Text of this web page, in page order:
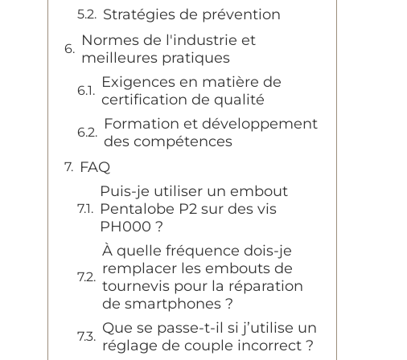
Stratégies de prévention
Normes de l'industrie et
meilleures pratiques
Exigences en matière de
certification de qualité
Formation et développement
des compétences
FAQ
Puis-je utiliser un embout
Pentalobe P2 sur des vis
PH000 ?
À quelle fréquence dois-je
remplacer les embouts de
tournevis pour la réparation
de smartphones ?
Que se passe-t-il si j’utilise un
réglage de couple incorrect ?